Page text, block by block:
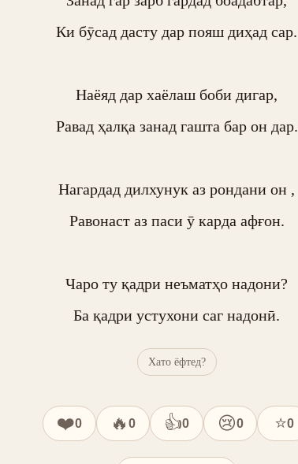
Ки бӯсад дасту дар пояш диҳад сар.
Наёяд дар хаёлаш боби дигар,
Равад ҳалқа занад гашта бар он дар.
Нагардад дилхунук аз рондани он ,
Равонаст аз паси ӯ карда афғон.
Чаро ту қадри неъматҳо надони?
Ба қадри устухони саг надонӣ.
Хато ёфтед?
❤️0 🔥 0 👍0 😢0 ⭐0